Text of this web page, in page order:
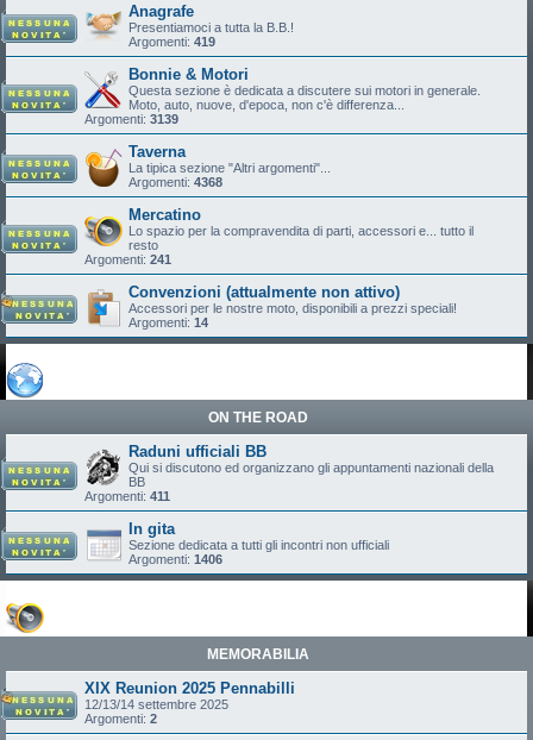
Anagrafe
Presentiamoci a tutta la B.B.!
Argomenti: 419
Bonnie & Motori
Questa sezione è dedicata a discutere sui motori in generale.
Moto, auto, nuove, d'epoca, non c'è differenza...
Argomenti: 3139
Taverna
La tipica sezione "Altri argomenti"...
Argomenti: 4368
Mercatino
Lo spazio per la compravendita di parti, accessori e... tutto il
resto
Argomenti: 241
Convenzioni (attualmente non attivo)
Accessori per le nostre moto, disponibili a prezzi speciali!
Argomenti: 14
ON THE ROAD
Raduni ufficiali BB
Qui si discutono ed organizzano gli appuntamenti nazionali della
BB
Argomenti: 411
In gita
Sezione dedicata a tutti gli incontri non ufficiali
Argomenti: 1406
MEMORABILIA
XIX Reunion 2025 Pennabilli
12/13/14 settembre 2025
Argomenti: 2